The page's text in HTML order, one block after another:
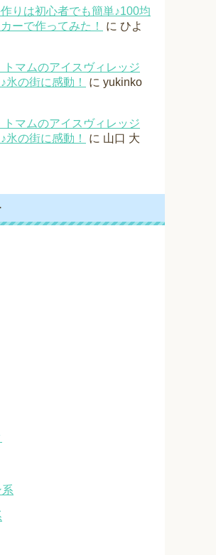
りは初心者でも簡単♪100均
ーで作ってみた！
に ひよ
トマムのアイスヴィレッジ
氷の街に感動！
に yukinko
トマムのアイスヴィレッジ
氷の街に感動！
に 山口 大